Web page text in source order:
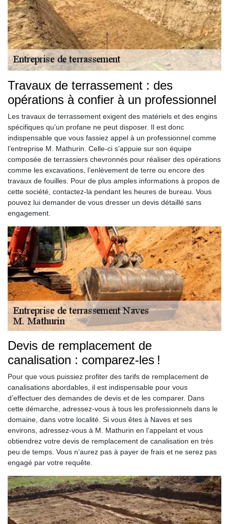
Travaux de terrassement : des
opérations à confier à un professionnel
Les travaux de terrassement exigent des matériels et des engins
spécifiques qu’un profane ne peut disposer. Il est donc
indispensable que vous fassiez appel à un professionnel comme
l’entreprise M. Mathurin. Celle-ci s’appuie sur son équipe
composée de terrassiers chevronnés pour réaliser des opérations
comme les excavations, l’enlèvement de terre ou encore des
travaux de fouilles. Pour de plus amples informations à propos de
cette société, contactez-la pendant les heures de bureau. Vous
pouvez lui demander de vous dresser un devis détaillé sans
engagement.
Devis de remplacement de
canalisation : comparez-les !
Pour que vous puissiez profiter des tarifs de remplacement de
canalisations abordables, il est indispensable pour vous
d’effectuer des demandes de devis et de les comparer. Dans
cette démarche, adressez-vous à tous les professionnels dans le
domaine, dans votre localité. Si vous êtes à Naves et ses
environs, adressez-vous à M. Mathurin en l’appelant et vous
obtiendrez votre devis de remplacement de canalisation en très
peu de temps. Vous n’aurez pas à payer de frais et ne serez pas
engagé par votre requête.